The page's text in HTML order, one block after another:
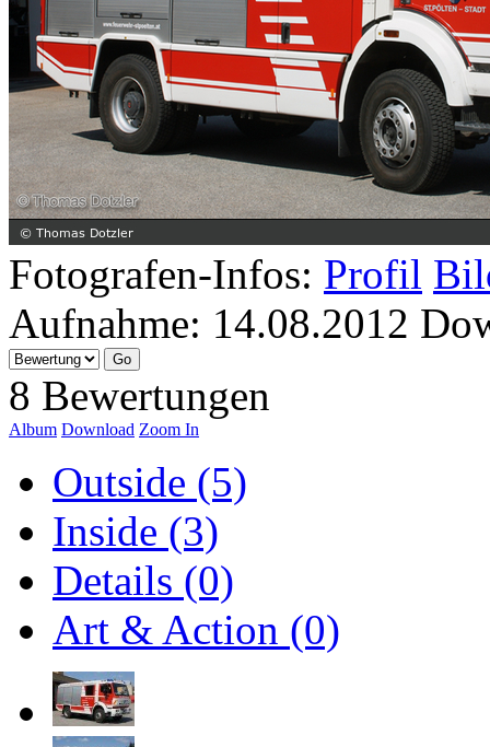
Fotografen-Infos: Profil
Aufnahme: 14.08.2012
8 Bewertungen
Album Download Zoom In
Outside (5)
Inside (3)
Details (0)
Art & Action (0)